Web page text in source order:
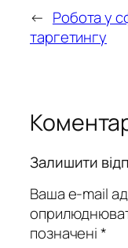
← Робота у
таргетингу
Залишити
Ваша e-mail
позначені*